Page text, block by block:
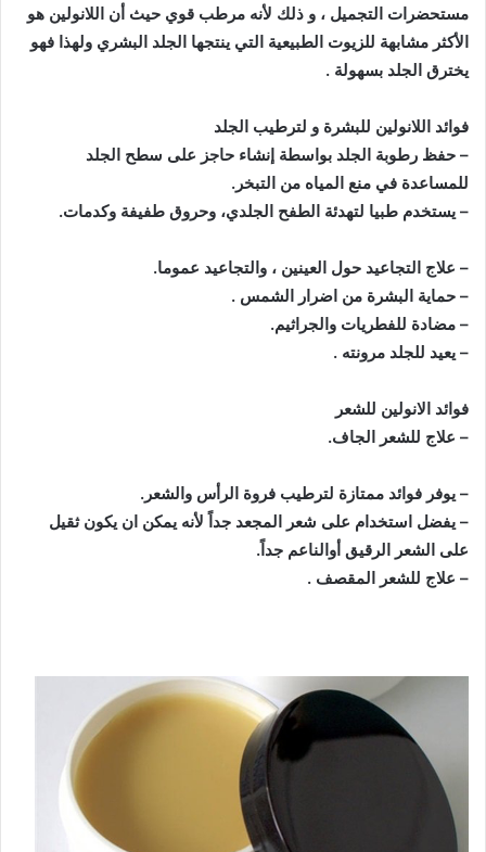
مستحضرات التجميل ، و ذلك لأنه مرطب قوي حيث أن اللانولين هو
الأكثر مشابهة للزيوت الطبيعية التي ينتجها الجلد البشري ولهذا فهو
يخترق الجلد بسهولة .
فوائد اللانولين للبشرة و لترطيب الجلد
– حفظ رطوبة الجلد بواسطة إنشاء حاجز على سطح الجلد
للمساعدة في منع المياه من التبخر.
– يستخدم طبيا لتهدئة الطفح الجلدي، وحروق طفيفة وكدمات.
– علاج التجاعيد حول العينين ، والتجاعيد عموما.
– حماية البشرة من اضرار الشمس .
– مضادة للفطريات والجراثيم.
– يعيد للجلد مرونته .
فوائد الانولين للشعر
– علاج للشعر الجاف.
– يوفر فوائد ممتازة لترطيب فروة الرأس والشعر.
– يفضل استخدام على شعر المجعد جداً لأنه يمكن ان يكون ثقيل
على الشعر الرقيق أوالناعم جداً.
– علاج للشعر المقصف .